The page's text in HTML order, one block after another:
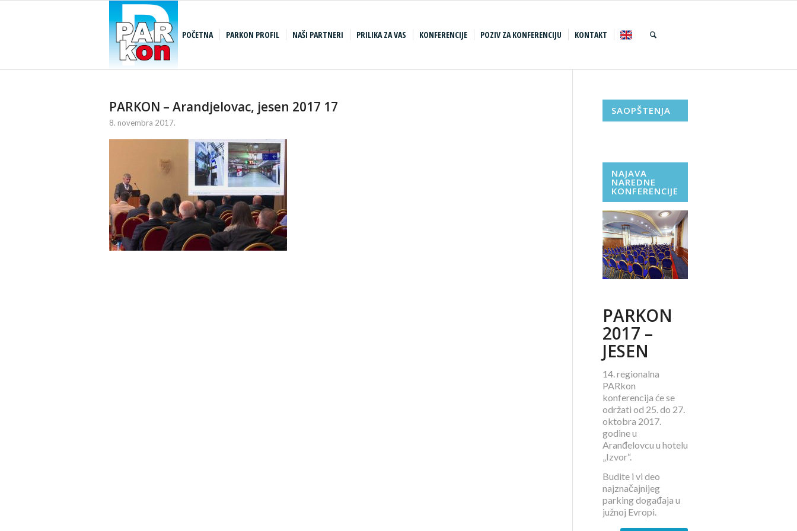
POČETNA PARKON PROFIL NAŠI PARTNERI PRILIKA ZA VAS KONFERENCIJE POZIV ZA KONFERENCIJU KONTAKT
PARKON – Arandjelovac, jesen 2017 17
8. novembra 2017.
SAOPŠTENJA
NAJAVA
NAREDNE
KONFERENCIJE
PARKON
2017 –
JESEN
14. regionalna
PARkon
konferencija će se
održati od 25. do 27.
oktobra 2017.
godine u
Aranđelovcu u hotelu
„Izvor“.
Budite i vi deo
najznačajnijeg
parking događaja u
južnoj Evropi.